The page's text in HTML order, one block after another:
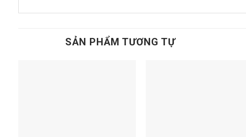
SẢN PHẨM TƯƠNG TỰ